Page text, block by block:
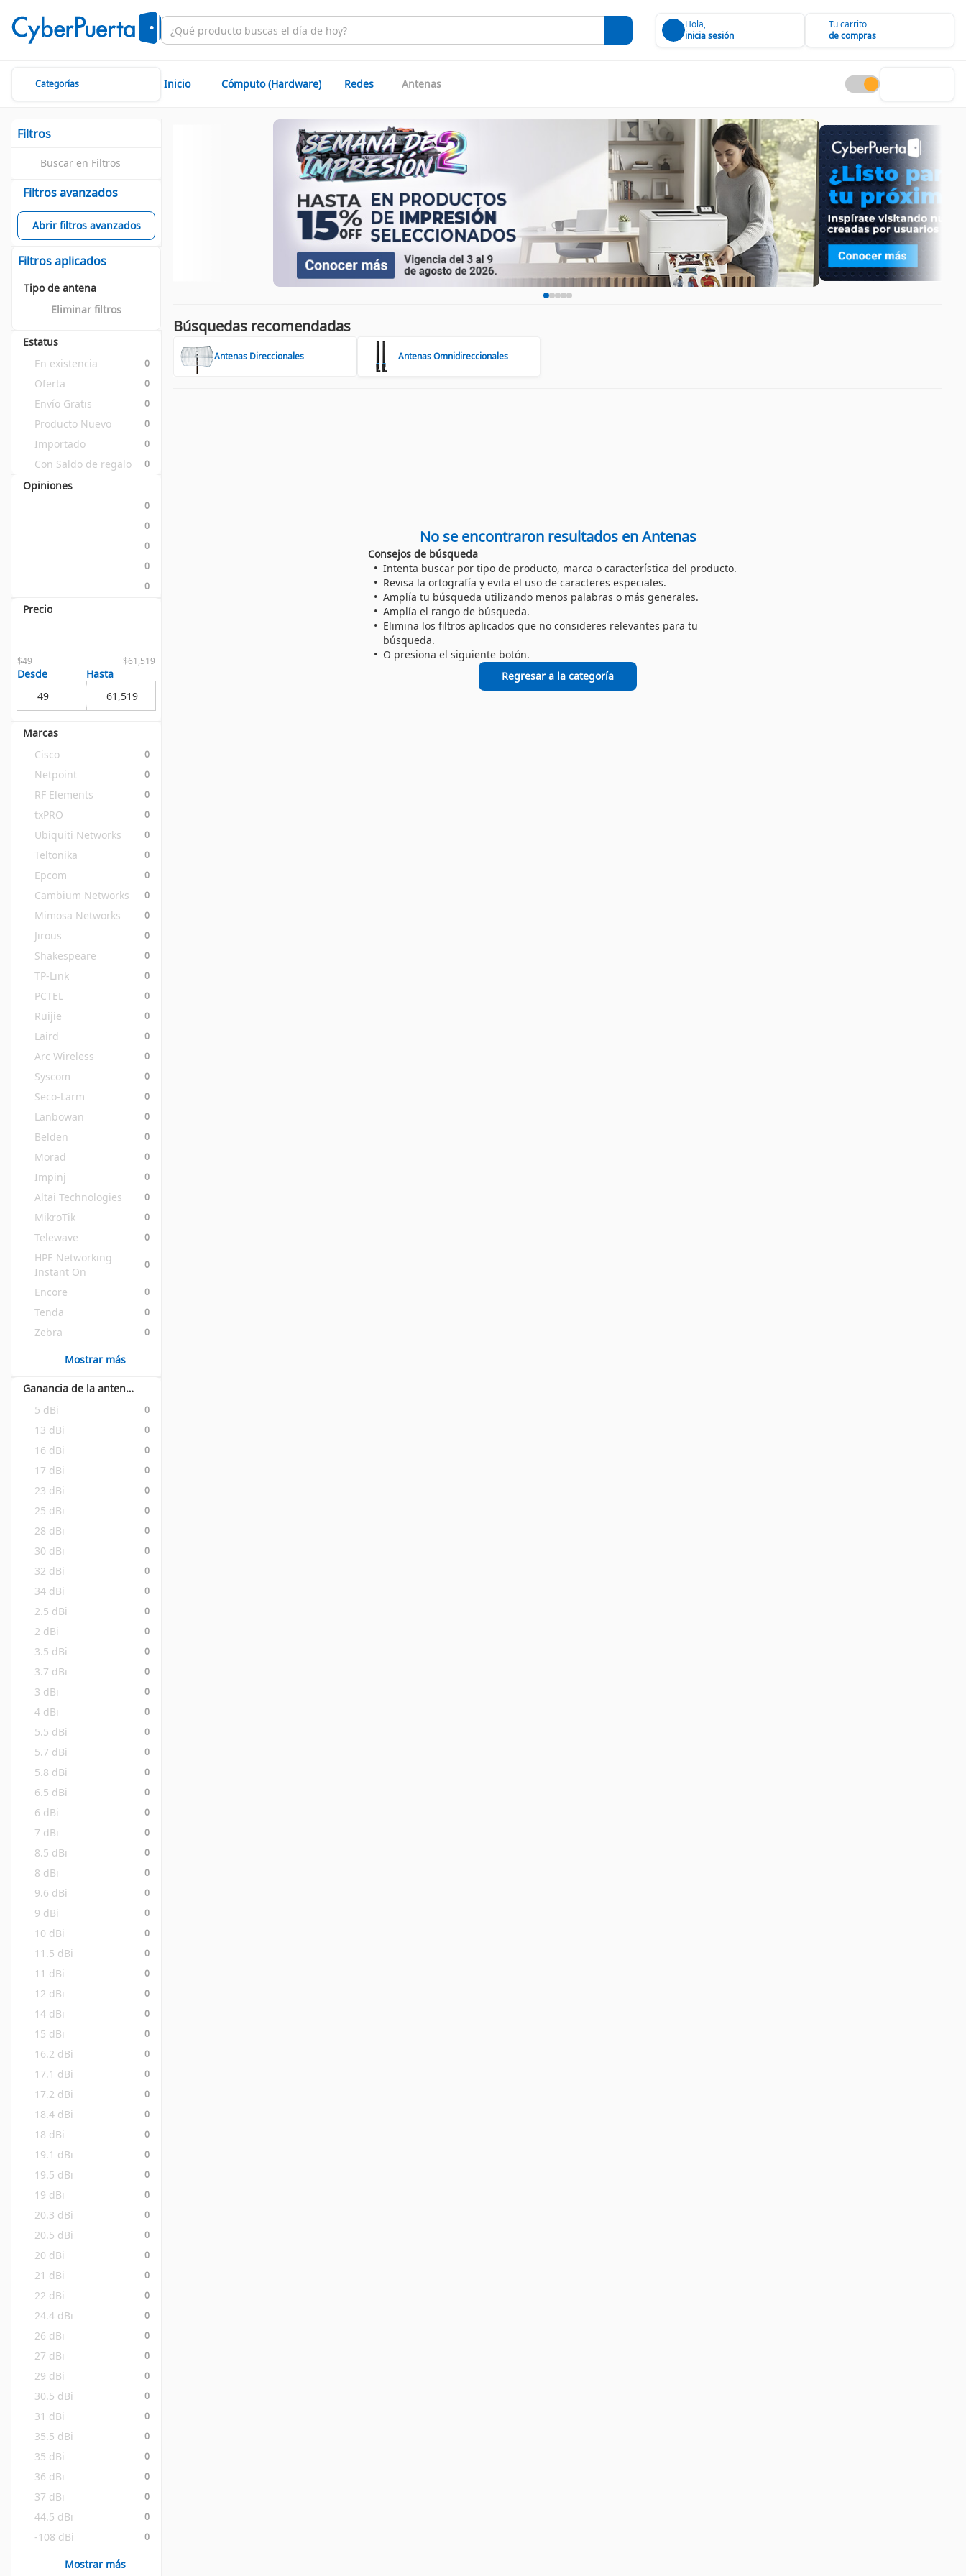
Hola,
inicia sesión
Tu carrito
de compras
Categorías Inicio Cómputo (Hardware) Redes Antenas
Filtros
Filtros avanzados
Abrir filtros avanzados
Filtros aplicados
Tipo de antena
Eliminar filtros
Estatus
En existencia
0
Oferta 0
Envío Gratis 0
Producto Nuevo 0
Importado 0
Con Saldo de regalo 0
Opiniones
0
0
0
0
0
Precio
$49 $61,519
Desde Hasta
Marcas
Cisco
0
Netpoint 0
RF Elements 0
txPRO 0
Ubiquiti Networks 0
Teltonika 0
Epcom 0
Cambium Networks 0
Mimosa Networks 0
Jirous 0
Shakespeare 0
TP-Link 0
PCTEL 0
Ruijie 0
Laird 0
Arc Wireless 0
Syscom 0
Seco-Larm 0
Lanbowan 0
Belden 0
Morad 0
Impinj 0
Altai Technologies 0
MikroTik 0
Telewave 0
HPE Networking
Instant On
0
Encore 0
Tenda 0
Zebra 0
Mostrar más
Ganancia de la antena (max)
5 dBi
0
13 dBi 0
16 dBi 0
17 dBi 0
23 dBi 0
25 dBi 0
28 dBi 0
30 dBi 0
32 dBi 0
34 dBi 0
2.5 dBi 0
2 dBi 0
3.5 dBi 0
3.7 dBi 0
3 dBi 0
4 dBi 0
5.5 dBi 0
5.7 dBi 0
5.8 dBi 0
6.5 dBi 0
6 dBi 0
7 dBi 0
8.5 dBi 0
8 dBi 0
9.6 dBi 0
9 dBi 0
10 dBi 0
11.5 dBi 0
11 dBi 0
12 dBi 0
14 dBi 0
15 dBi 0
16.2 dBi 0
17.1 dBi 0
17.2 dBi 0
18.4 dBi 0
18 dBi 0
19.1 dBi 0
19.5 dBi 0
19 dBi 0
20.3 dBi 0
20.5 dBi 0
20 dBi 0
21 dBi 0
22 dBi 0
24.4 dBi 0
26 dBi 0
27 dBi 0
29 dBi 0
30.5 dBi 0
31 dBi 0
35.5 dBi 0
35 dBi 0
36 dBi 0
37 dBi 0
44.5 dBi 0
-108 dBi 0
Mostrar más
Búsquedas recomendadas
Antenas Direccionales Antenas Omnidireccionales
No se encontraron resultados en Antenas
Consejos de búsqueda
Intenta buscar por tipo de producto, marca o característica del producto.
Revisa la ortografía y evita el uso de caracteres especiales.
Amplía tu búsqueda utilizando menos palabras o más generales.
Amplía el rango de búsqueda.
Elimina los filtros aplicados que no consideres relevantes para tu
búsqueda.
O presiona el siguiente botón.
Regresar a la categoría